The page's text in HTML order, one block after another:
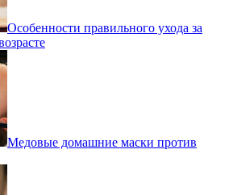
Особенности правильного ухода за
Медовые домашние маски против